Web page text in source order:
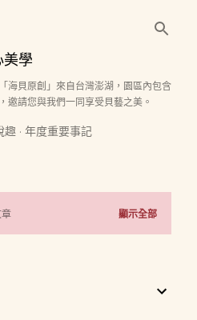
學
海貝原創」來自台灣澎湖，園區內包含
邀請您與我們一同享受貝藝之美。
趣 年度重要事記
顯示全部